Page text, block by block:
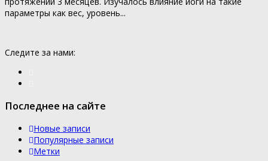
параметры как вес, уровень...
Следите за нами:
Последнее на сайте
Новые записи
Популярные записи
Метки